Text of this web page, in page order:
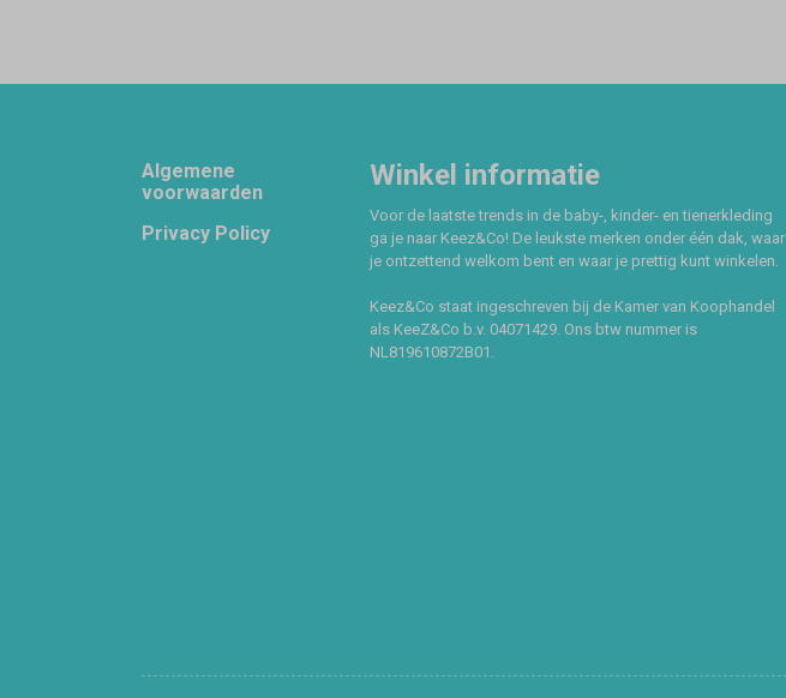
Footer
Algemene
voorwaarden
Privacy Policy
Winkel informatie
Voor de laatste trends in de baby-, kinder- en tienerkleding
ga je naar Keez&Co! De leukste merken onder één dak, waar
je ontzettend welkom bent en waar je prettig kunt winkelen.
Keez&Co staat ingeschreven bij de Kamer van Koophandel
als KeeZ&Co b.v. 04071429. Ons btw nummer is
NL819610872B01.